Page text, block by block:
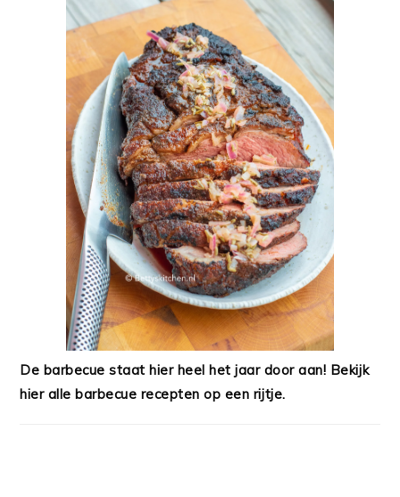
De barbecue staat hier heel het jaar door aan! Bekijk
hier alle barbecue recepten op een rijtje.